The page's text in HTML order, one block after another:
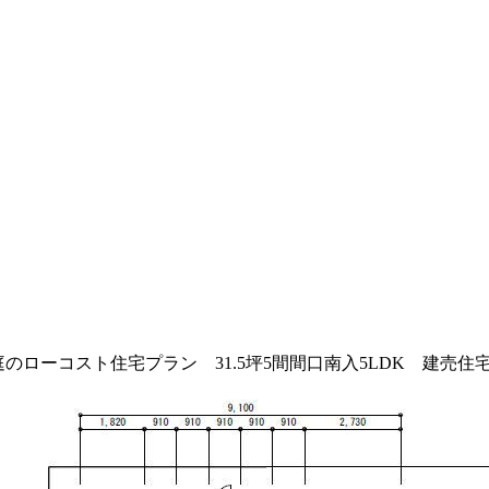
のローコスト住宅プラン 31.5坪5間間口南入5LDK 建売住